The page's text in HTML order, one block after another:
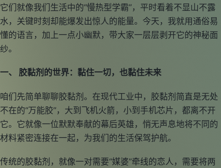
它们就像我们生活中的“慢热型学霸”，平时看着不显山不露
水，关键时刻却能爆发出惊人的能量。今天，我就用通俗易
懂的语言，加上一点小幽默，带大家一层层剥开它的神秘面
纱。
一、 胶黏剂的世界：黏住一切，也黏住未来
咱们先简单聊聊胶黏剂。在现代工业中，胶黏剂简直是无处
不在的“万能胶”，大到飞机火箭，小到手机芯片，都离不开
它。它就像一位默默奉献的幕后英雄，悄无声息地将不同的
材料紧密连接在一起，为我们的生活保驾护航。
传统的胶黏剂，就像一对需要“媒婆”牵线的恋人，需要将两